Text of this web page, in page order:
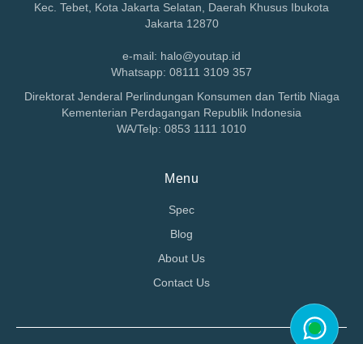
Kec. Tebet, Kota Jakarta Selatan, Daerah Khusus Ibukota
Jakarta 12870
e-mail: halo@youtap.id
Whatsapp: 08111 3109 357
Direktorat Jenderal Perlindungan Konsumen dan Tertib Niaga
Kementerian Perdagangan Republik Indonesia
WA/Telp: 0853 1111 1010
Menu
Spec
Blog
About Us
Contact Us